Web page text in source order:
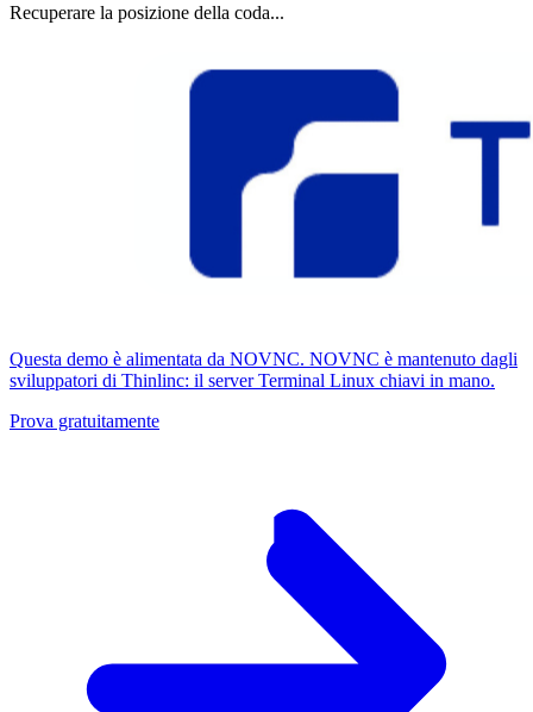
Recuperare la posizione della coda...
Questa demo è alimentata da NOVNC. NOVNC è mantenuto dagli
sviluppatori di Thinlinc: il server Terminal Linux chiavi in ​​mano.
Prova gratuitamente